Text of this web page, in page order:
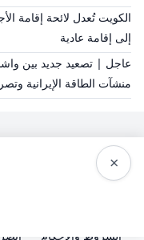
الكويت تُعدل لائحة إقامة
إلى إقامة عادية
عاجل | تصعيد جديد بين
منشآت الطاقة الإيرانية
×
الشروط والاحكام